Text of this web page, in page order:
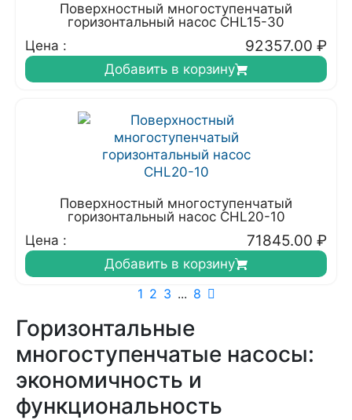
Поверхностный многоступенчатый
горизонтальный насос CHL15-30
Цена :
92357.00 ₽
Добавить в корзину
Поверхностный многоступенчатый
горизонтальный насос CHL20-10
Цена :
71845.00 ₽
Добавить в корзину
1 2 3 ... 8
Горизонтальные
многоступенчатые насосы:
экономичность и
функциональность